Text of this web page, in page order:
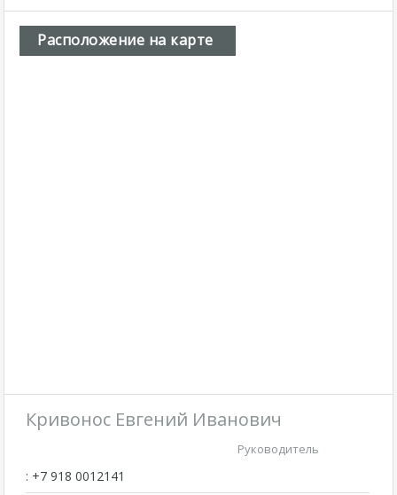
Расположение на карте
Кривонос Евгений Иванович
: +7 918 0012141
Руководитель